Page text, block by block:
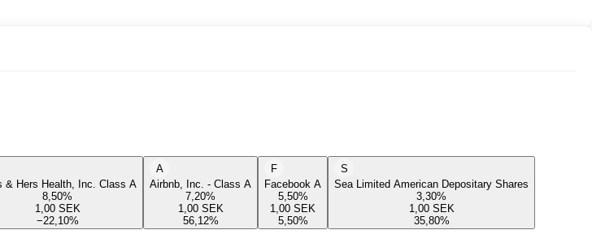
& Hers Health, Inc. Class A
8,50%
1,00 SEK
−22,10%
A
Airbnb, Inc. - Class A
7,20%
1,00 SEK
56,12%
F
Facebook A
5,50%
1,00 SEK
5,50%
S
Sea Limited American Depositary Shares
3,30%
1,00 SEK
35,80%